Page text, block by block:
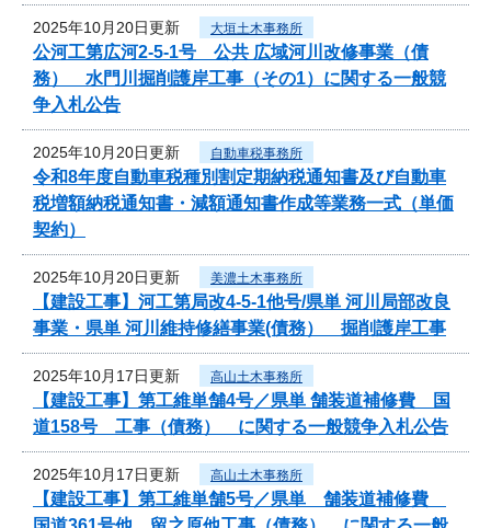
2025年10月20日更新 大垣土木事務所
公河工第広河2-5-1号 公共 広域河川改修事業（債
務） 水門川掘削護岸工事（その1）に関する一般競
争入札公告
2025年10月20日更新 自動車税事務所
令和8年度自動車税種別割定期納税通知書及び自動車
税増額納税通知書・減額通知書作成等業務一式（単価
契約）
2025年10月20日更新 美濃土木事務所
【建設工事】河工第局改4-5-1他号/県単 河川局部改良
事業・県単 河川維持修繕事業(債務） 掘削護岸工事
2025年10月17日更新 高山土木事務所
【建設工事】第工維単舗4号／県単 舗装道補修費 国
道158号 工事（債務） に関する一般競争入札公告
2025年10月17日更新 高山土木事務所
【建設工事】第工維単舗5号／県単 舗装道補修費